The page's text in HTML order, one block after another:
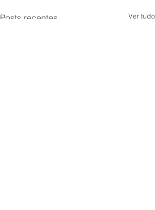
Posts recentes Ver tudo